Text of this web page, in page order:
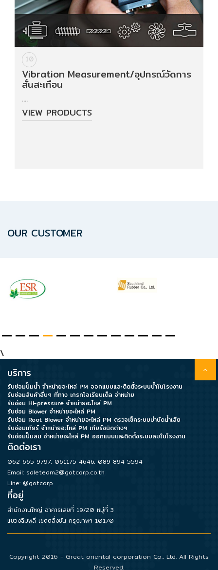
10
Vibration Measurement/อุปกรณ์วัดการ
สั่นสะเทือน
....
VIEW PRODUCTS
OUR CUSTOMER
\
บริการ
รับซ่อมปั๊มน้ำ จำหน่ายอะไหล่ PM ออกแบบและติดตั้งระบบน้ำในโรงงาน
รับซ่อมสินค้าอื่นๆ ที่ทาง เกรทโอเรียนเต็ล จำหน่าย
รับซ่อม Hi-pressure จำหน่ายอะไหล่ PM
รับซ่อม Blower จำหน่ายอะไหล่ PM
รับซ่อม Root Blower จำหน่ายอะไหล่ PM ตรวจเช็คระบบบำบัดน้ำเสีย
รับซ่อมเกียร์ จำหน่ายอะไหล่ PM เกียร์ชนิดต่างๆ
รับซ่อมปั๊มลม จำหน่ายอะไหล่ PM ออกแบบและติดตั้งระบบลมในโรงงาน
ติดต่อเรา
062 665 9797, 061175 4646, 089 894 5594
Email: saleteam2@gotcorp.co.th
Line: @gotcorp
ที่อยู่
สำนักงานใหญ่ อาคารเลขที่ 19/20 หมู่ที่ 3
แขวงฉิมพลี เขตตลิ่งชัน กรุงเทพฯ 10170
Copyright 2016 - Great oriental corporation Co., Ltd. All Rights
Reserved.